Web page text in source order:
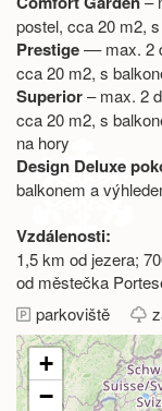
postel, cca 20 m2,
Prestige–– max. 2
cca 20 m2, s
Superior– max. 2
cca 20 m2, s
na hory
Design Deluxe
balkonem a
Vzdálenosti:
1,5 km od jezera;
od městečka
parkoviště
+
−